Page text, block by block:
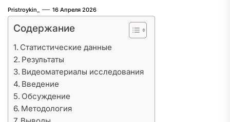
Pristroykin_ 16 Апреля 2026
Содержание
Статистические данные
Результаты
Видеоматериалы исследования
Введение
Обсуждение
Методология